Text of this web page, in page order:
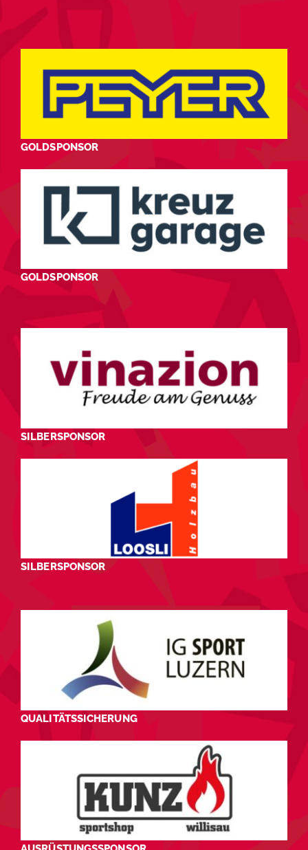
GOLDSPONSOR
GOLDSPONSOR
SILBERSPONSOR
SILBERSPONSOR
QUALITÄTSSICHERUNG